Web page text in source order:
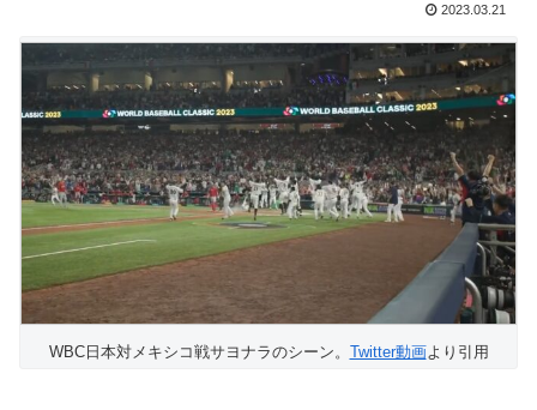
2023.03.21
WBC日本対メキシコ戦サヨナラのシーン。 Twitter動画より引用